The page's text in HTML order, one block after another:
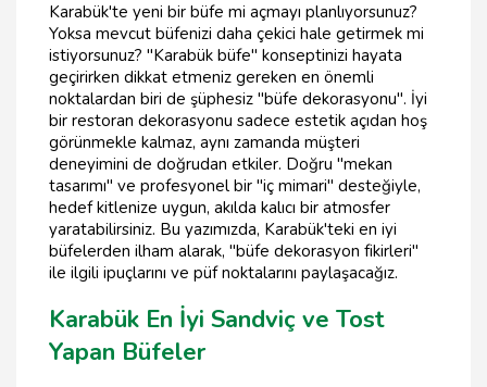
Karabük'te yeni bir büfe mi açmayı planlıyorsunuz?
Yoksa mevcut büfenizi daha çekici hale getirmek mi
istiyorsunuz? "Karabük büfe" konseptinizi hayata
geçirirken dikkat etmeniz gereken en önemli
noktalardan biri de şüphesiz "büfe dekorasyonu". İyi
bir restoran dekorasyonu sadece estetik açıdan hoş
görünmekle kalmaz, aynı zamanda müşteri
deneyimini de doğrudan etkiler. Doğru "mekan
tasarımı" ve profesyonel bir "iç mimari" desteğiyle,
hedef kitlenize uygun, akılda kalıcı bir atmosfer
yaratabilirsiniz. Bu yazımızda, Karabük'teki en iyi
büfelerden ilham alarak, "büfe dekorasyon fikirleri"
ile ilgili ipuçlarını ve püf noktalarını paylaşacağız.
Karabük En İyi Sandviç ve Tost
Yapan Büfeler